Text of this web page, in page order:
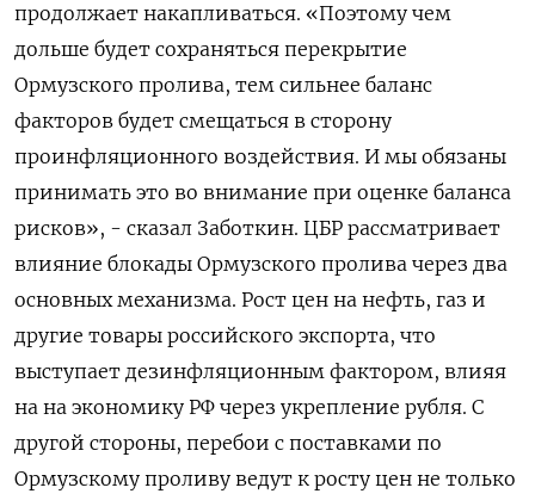
продолжает накапливаться. «Поэтому чем
дольше будет сохраняться перекрытие
Ормузского пролива, тем сильнее баланс
факторов будет смещаться ​в сторону
проинфляционного воздействия. И мы обязаны
принимать это во внимание при оценке баланса
рисков», - сказал Заботкин. ЦБР рассматривает
‌влияние блокады Ормузского пролива через два
основных механизма. Рост цен на нефть, газ и
другие товары российского экспорта, что ​
выступает дезинфляционным фактором, влияя
на на экономику РФ через укрепление рубля. С
другой стороны, перебои с поставками по
Ормузскому ‌проливу ведут к росту цен не только